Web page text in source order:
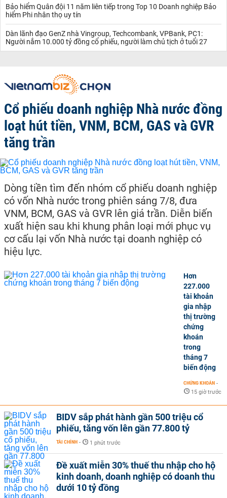
trên 88%.
Hiện tại đội bay của Vietjet có khoảng 70 chiếc, toàn bộ là dòng
Airbus, tuy nhiên hãng đang có kế hoạch mở rộng đội tàu bay
mạnh mẽ bằng việc đặt hàng 200 tàu bay từ Boeing. Tàu bay của
hãng chủ yếu là đi thuê, chỉ sở hữu duy nhất một chiếc.
đạt 62.500 tỉ đồng tính đến ngày 10/5, vốn hóa này cao hơn cả
Vietnam Airlines.
Chủ tịch Vietjet là bà Nguyễn Thanh Hà, trong khi Tổng giám đốc
là bà Nguyễn Thị Phương Thảo, nữ tỉ phú đầu tiên và duy nhất
của Việt Nam tính đến thời điểm hiện tại. Bà Thảo là đồng sáng
lập kiêm Chủ tịch của Sovico Holdings, hiện sở hữu khối tài sản
khoảng 2,1 tỉ USD. Bà Thảo 48 tuổi, có hai con, nhiều năm liền lọt
danh sách top 50 người phụ nữ quyền lực nhất thế giới.
VietnamBiz
tổng hợp từ các cơ quan báo chí chính thống và uy
tín trong nước.
Bảo hiểm Quân đội 11 năm liên tiếp trong Top 10 Doanh nghiệp Bảo
hiểm Phi nhân thọ uy tín
Dàn lãnh đạo GenZ nhà Vingroup, Techcombank, VPBank, PC1:
Người nắm 10.000 tỷ đồng cổ phiếu, người làm chủ tịch ở tuổi 27
Cổ phiếu doanh nghiệp Nhà nước đồng
loạt hút tiền, VNM, BCM, GAS và GVR
tăng trần
Dòng tiền tìm đến nhóm cổ phiếu doanh nghiệp
có vốn Nhà nước trong phiên sáng 7/8, đưa
VNM, BCM, GAS và GVR lên giá trần. Diễn biến
xuất hiện sau khi khung phân loại mới phục vụ
cơ cấu lại vốn Nhà nước tại doanh nghiệp có
hiệu lực.
Hơn
227.000
tài khoản
gia nhập
thị trường
chứng
khoán
trong
tháng 7
biến động
CHỨNG KHOÁN -
15 giờ trước
BIDV sắp phát hành gần 500 triệu cổ
phiếu, tăng vốn lên gần 77.800 tỷ
TÀI CHÍNH - 1 phút trước
Đề xuất miễn 30% thuế thu nhập cho hộ
kinh doanh, doanh nghiệp có doanh thu
dưới 10 tỷ đồng